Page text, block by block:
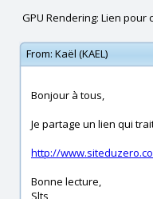
GPU Rendering: Lien
From: Kaël (KAEL)
Bonjour à tous,
Je partage un lien qui
http://
Bonne lecture,
Slts,